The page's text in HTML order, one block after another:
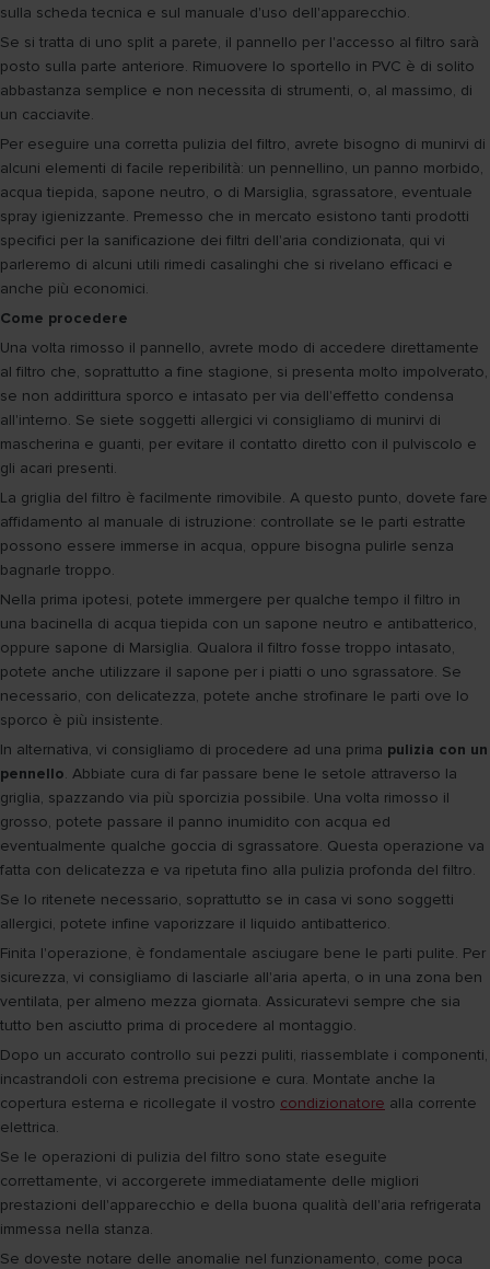
sulla scheda tecnica e sul manuale d'uso dell'apparecchio.
Se si tratta di uno split a parete, il pannello per l'accesso al filtro sarà
posto sulla parte anteriore. Rimuovere lo sportello in PVC è di solito
abbastanza semplice e non necessita di strumenti, o, al massimo, di
un cacciavite.
Per eseguire una corretta pulizia del filtro, avrete bisogno di munirvi di
alcuni elementi di facile reperibilità: un pennellino, un panno morbido,
acqua tiepida, sapone neutro, o di Marsiglia, sgrassatore, eventuale
spray igienizzante. Premesso che in mercato esistono tanti prodotti
specifici per la sanificazione dei filtri dell'aria condizionata, qui vi
parleremo di alcuni utili rimedi casalinghi che si rivelano efficaci e
anche più economici.
Come procedere
Una volta rimosso il pannello, avrete modo di accedere direttamente
al filtro che, soprattutto a fine stagione, si presenta molto impolverato,
se non addirittura sporco e intasato per via dell'effetto condensa
all'interno. Se siete soggetti allergici vi consigliamo di munirvi di
mascherina e guanti, per evitare il contatto diretto con il pulviscolo e
gli acari presenti.
La griglia del filtro è facilmente rimovibile. A questo punto, dovete fare
affidamento al manuale di istruzione: controllate se le parti estratte
possono essere immerse in acqua, oppure bisogna pulirle senza
bagnarle troppo.
Nella prima ipotesi, potete immergere per qualche tempo il filtro in
una bacinella di acqua tiepida con un sapone neutro e antibatterico,
oppure sapone di Marsiglia. Qualora il filtro fosse troppo intasato,
potete anche utilizzare il sapone per i piatti o uno sgrassatore. Se
necessario, con delicatezza, potete anche strofinare le parti ove lo
sporco è più insistente.
In alternativa, vi consigliamo di procedere ad una prima pulizia con un
pennello. Abbiate cura di far passare bene le setole attraverso la
griglia, spazzando via più sporcizia possibile. Una volta rimosso il
grosso, potete passare il panno inumidito con acqua ed
eventualmente qualche goccia di sgrassatore. Questa operazione va
fatta con delicatezza e va ripetuta fino alla pulizia profonda del filtro.
Se lo ritenete necessario, soprattutto se in casa vi sono soggetti
allergici, potete infine vaporizzare il liquido antibatterico.
Finita l'operazione, è fondamentale asciugare bene le parti pulite. Per
sicurezza, vi consigliamo di lasciarle all'aria aperta, o in una zona ben
ventilata, per almeno mezza giornata. Assicuratevi sempre che sia
tutto ben asciutto prima di procedere al montaggio.
Dopo un accurato controllo sui pezzi puliti, riassemblate i componenti,
incastrandoli con estrema precisione e cura. Montate anche la
copertura esterna e ricollegate il vostro condizionatore alla corrente
elettrica.
Se le operazioni di pulizia del filtro sono state eseguite
correttamente, vi accorgerete immediatamente delle migliori
prestazioni dell'apparecchio e della buona qualità dell'aria refrigerata
immessa nella stanza.
Se doveste notare delle anomalie nel funzionamento, come poca